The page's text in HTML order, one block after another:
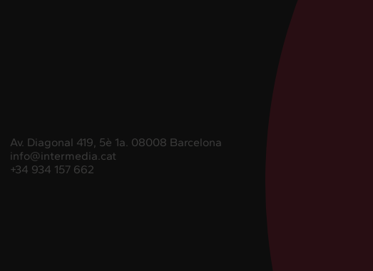
Av. Diagonal 419, 5è 1a. 08008 Barcelona
info@intermedia.cat
+34 934 157 662